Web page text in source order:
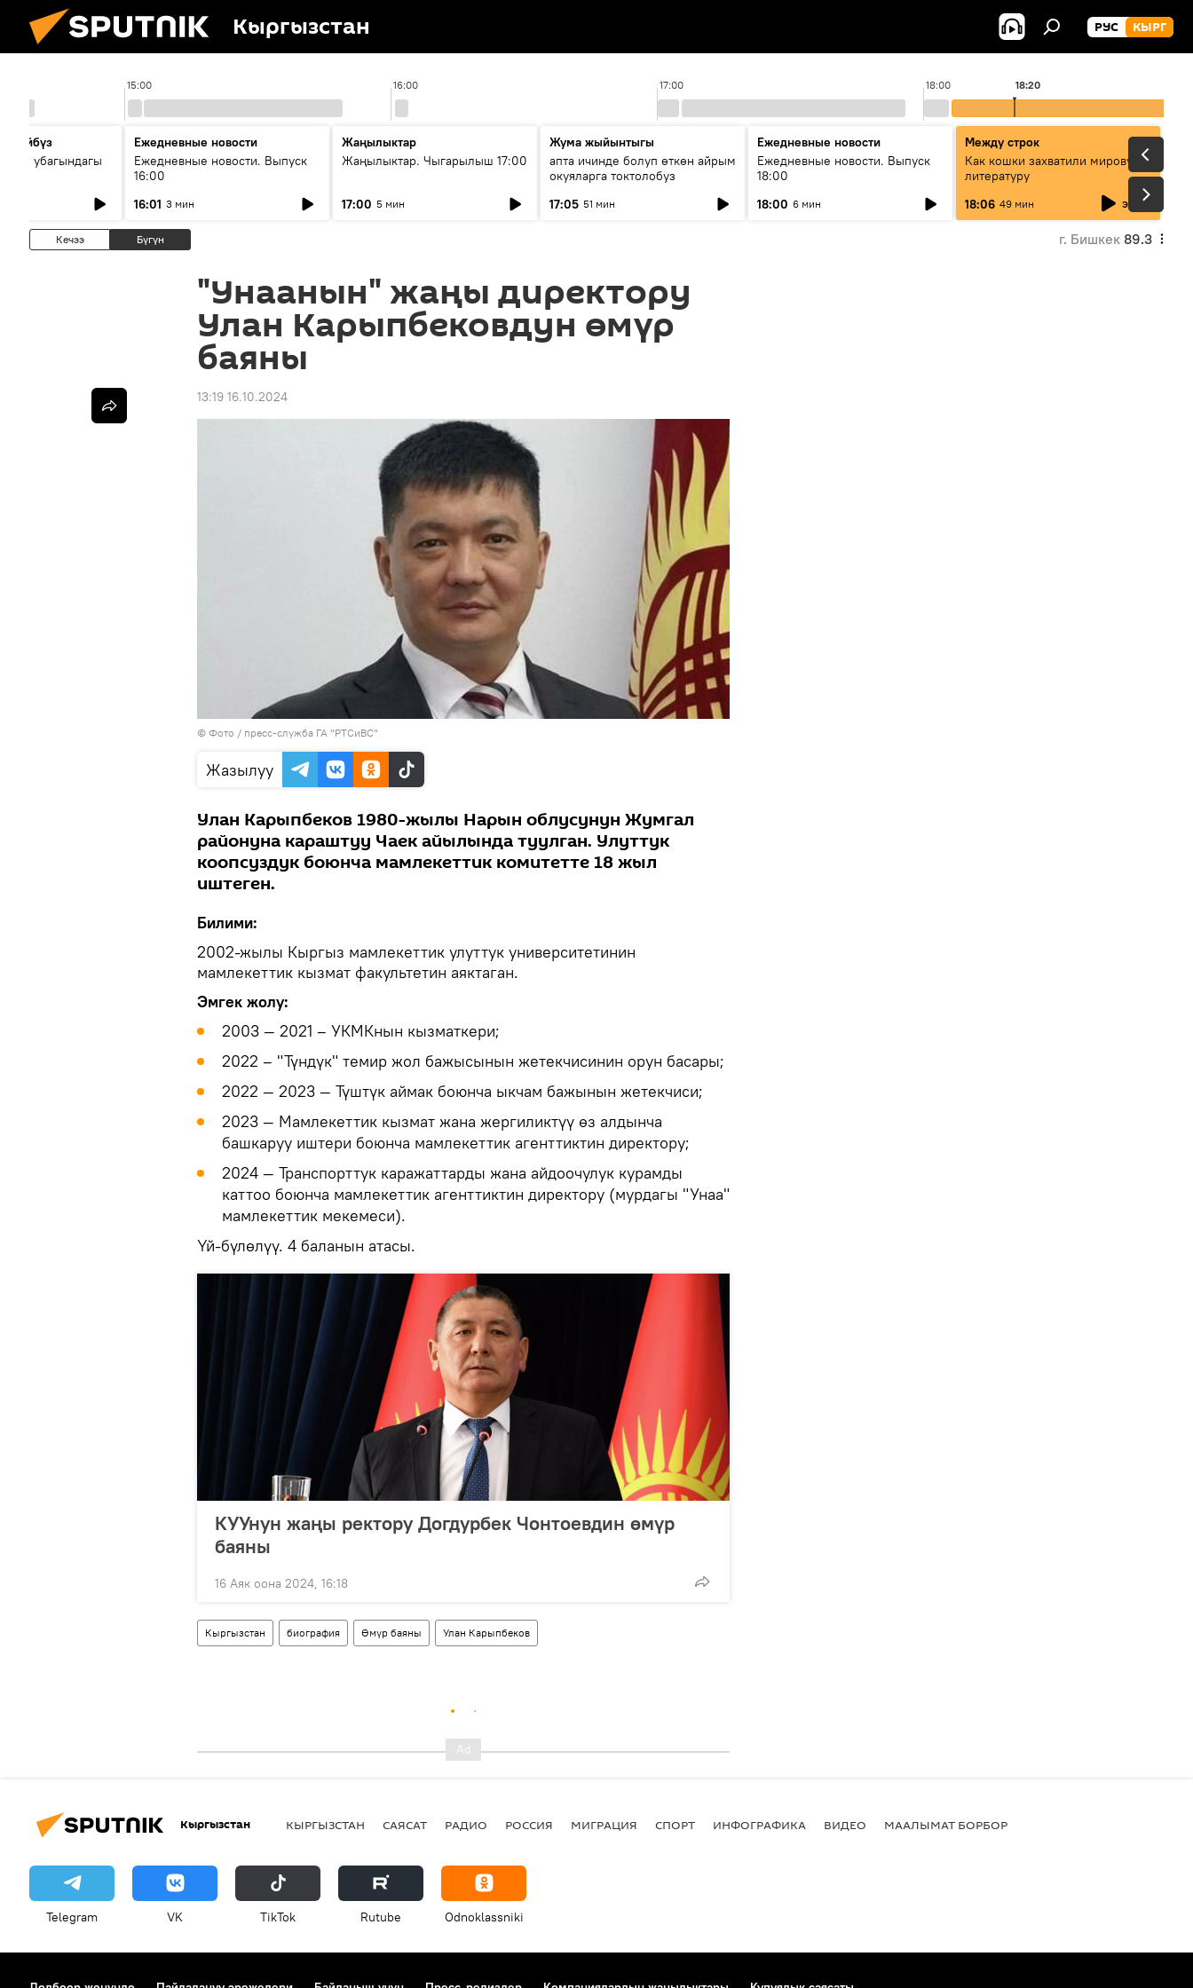
Кыргызстан РУС КЫРГ
15:00 16:00 17:00 18:00 18:20
өз убагындагы
Ежедневные новости
Ежедневные новости. Выпуск
16:00
16:01 3 мин
Жаңылыктар
Жаңылыктар. Чыгарылыш 17:00
17:00 5 мин
Жума жыйынтыгы
апта ичинде болуп өткөн айрым
окуяларга токтолобуз
17:05 51 мин
Ежедневные новости
Ежедневные новости. Выпуск
18:00
18:00 6 мин
Между строк
Как кошки захватили мировую
литературу
18:06 49 мин эфир
Кечээ Бүгүн г. Бишкек 89.3
"Унаанын" жаңы директору
Улан Карыпбековдун өмүр
баяны
13:19 16.10.2024
© Фото / пресс-служба ГА "РТСиВС"
Жазылуу
Улан Карыпбеков 1980-жылы Нарын облусунун Жумгал
районуна караштуу Чаек айылында туулган. Улуттук
коопсуздук боюнча мамлекеттик комитетте 18 жыл
иштеген.
Билими:
2002-жылы Кыргыз мамлекеттик улуттук университетинин
мамлекеттик кызмат факультетин аяктаган.
Эмгек жолу:
2003 — 2021 – УКМКнын кызматкери;
2022 – "Түндүк" темир жол бажысынын жетекчисинин орун басары;
2022 — 2023 — Түштүк аймак боюнча ыкчам бажынын жетекчиси;
2023 — Мамлекеттик кызмат жана жергиликтүү өз алдынча
башкаруу иштери боюнча мамлекеттик агенттиктин директору;
2024 — Транспорттук каражаттарды жана айдоочулук курамды
каттоо боюнча мамлекеттик агенттиктин директору (мурдагы "Унаа"
мамлекеттик мекемеси).
Үй-бүлөлүү. 4 баланын атасы.
КУУнун жаңы ректору Догдурбек Чонтоевдин өмүр
баяны
16 Аяк оона 2024, 16:18
Кыргызстан биография Өмүр баяны Улан Карыпбеков
Кыргызстан КЫРГЫЗСТАН САЯСАТ РАДИО РОССИЯ МИГРАЦИЯ СПОРТ ИНФОГРАФИКА ВИДЕО МААЛЫМАТ БОРБОР
Telegram VK ТikТоk Rutube Odnoklassniki